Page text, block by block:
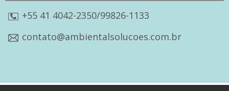
+55 41 4042-2350/99826-1133
contato@ambientalsolucoes.com.br